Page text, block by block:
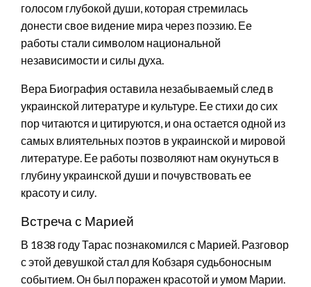
голосом глубокой души, которая стремилась
донести свое видение мира через поэзию. Ее
работы стали символом национальной
независимости и силы духа.
Вера Биография оставила незабываемый след в
украинской литературе и культуре. Ее стихи до сих
пор читаются и цитируются, и она остается одной из
самых влиятельных поэтов в украинской и мировой
литературе. Ее работы позволяют нам окунуться в
глубину украинской души и почувствовать ее
красоту и силу.
Встреча с Марией
В 1838 году Тарас познакомился с Марией. Разговор
с этой девушкой стал для Кобзаря судьбоносным
событием. Он был поражен красотой и умом Марии.